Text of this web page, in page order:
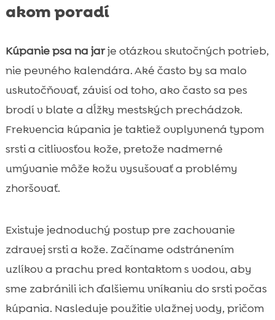
akom poradí
Kúpanie psa na jarje otázkou skutočných potrieb,
nie pevného kalendára. Aké často by sa malo
uskutočňovať, závisí od toho, ako často sa pes
brodí v blate a dĺžky mestských prechádzok.
Frekvencia kúpania je taktiež ovplyvnená typom
srsti a citlivosťou kože, pretože nadmerné
umývanie môže kožu vysušovať a problémy
zhoršovať.
Existuje jednoduchý postup pre zachovanie
zdravej srsti a kože. Začíname odstránením
uzlíkov a prachu pred kontaktom s vodou, aby
sme zabránili ich ďalšiemu vníkaniu do srsti počas
kúpania. Nasleduje použitie vlažnej vody, pričom